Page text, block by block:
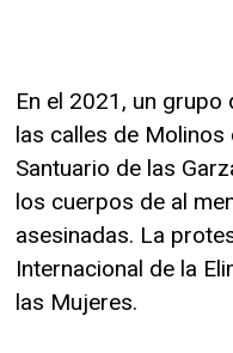
En el 2021, un
las calles de Molinos
Santuario de las
los cuerpos de al
asesinadas. La
Internacional de la
las Mujeres.